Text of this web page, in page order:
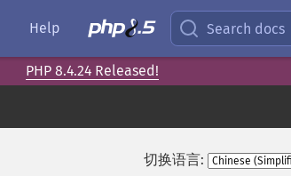
Help Search docs
PHP 8.4.24 Released!
切换语言: